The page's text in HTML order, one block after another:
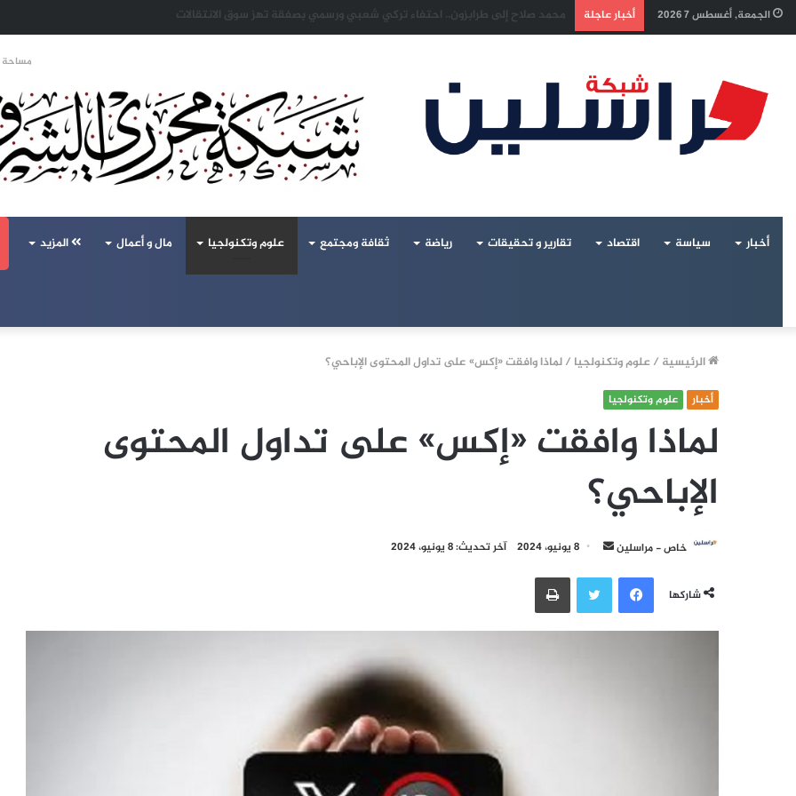
الجمعة, أغسطس 7 2026 أخبار عاجلة إسرائيل تراقب «اتفاق مكة» بقلق.. تحالف تركيا والسعودية وباكستان يفتح أسئلة جديدة حول ميزان القوى الإقليمي
مساحة
أخبار سياسة اقتصاد تقارير و تحقيقات رياضة ثقافة ومجتمع علوم وتكنولجيا مال و أعمال المزيد
الرئيسية /علوم وتكنولجيا /لماذا وافقت «إكس» على تداول المحتوى الإباحي؟
أخبار علوم وتكنولجيا
لماذا وافقت «إكس» على تداول المحتوى
الإباحي؟
خاص - مراسلين
أرسل
إلكترونيا
8 يونيو، 2024 آخر تحديث: 8 يونيو، 2024
شاركها
فيسبوكتويتر طباعة